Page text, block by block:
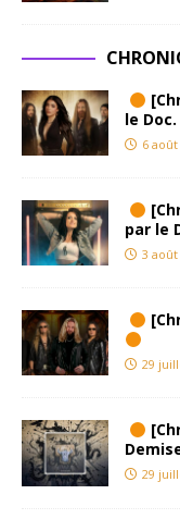
le Doc.
6 août
par le
3 août
29
29